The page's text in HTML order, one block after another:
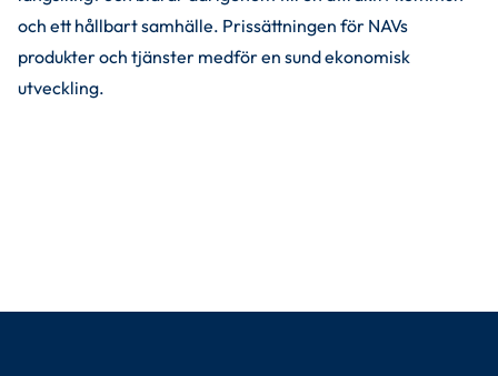
och ett hållbart samhälle. Prissättningen för NAVs
produkter och tjänster medför en sund ekonomisk
utveckling.